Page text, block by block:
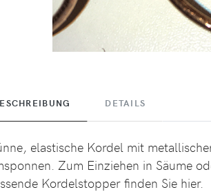
DETAILS
elastische Kordel mit
Zum Einziehen in Säume
Kordelstopper finden Sie hier.